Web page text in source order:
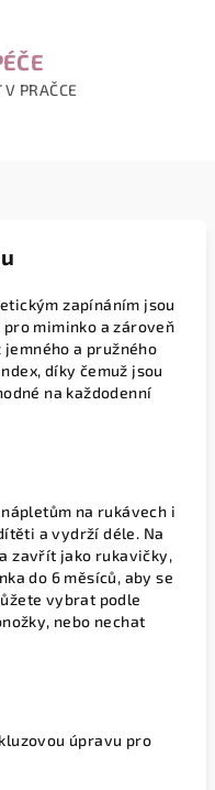
V PRAČCE
zapínáním jsou
miminko a zároveň
a pružného
, díky čemuž jsou
na každodenní
na rukávech i
a vydrží déle. Na
zavřít jako rukavičky,
do 6 měsíců, aby se
vybrat podle
, nebo nechat
úpravu pro